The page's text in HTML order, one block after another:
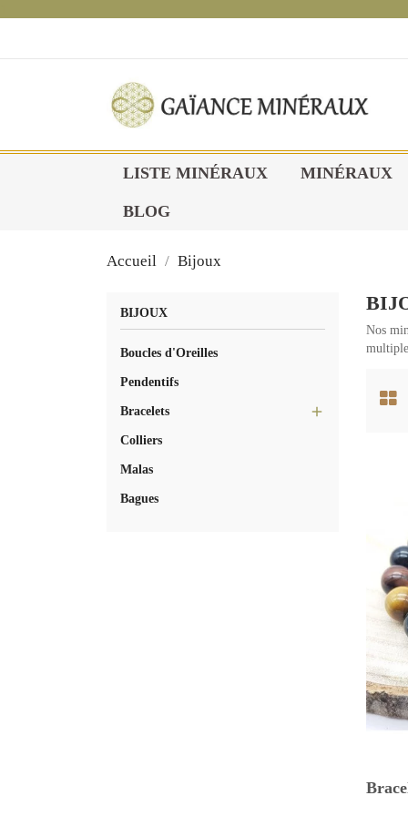
LISTE MINÉRAUX MINÉRAUX
BLOG
Accueil Bijoux
BIJOUX
Boucles d'Oreilles
Pendentifs
Bracelets 
Colliers
Malas
Bagues
Nos